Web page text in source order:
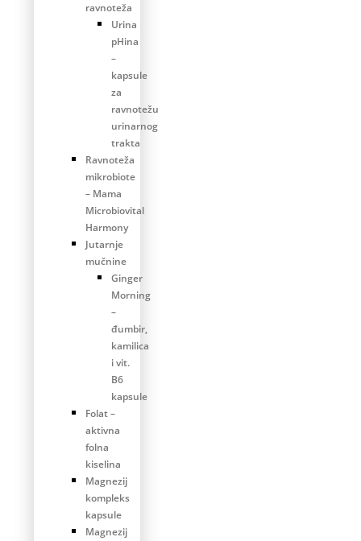
ravnoteža
Urina
pHina
–
kapsule
za
ravnotežu
urinarnog
trakta
Ravnoteža
mikrobiote
– Mama
Microbiovital
Harmony
Jutarnje
mučnine
Ginger
Morning
–
đumbir,
kamilica
i vit.
B6
kapsule
Folat –
aktivna
folna
kiselina
Magnezij
kompleks
kapsule
Magnezij